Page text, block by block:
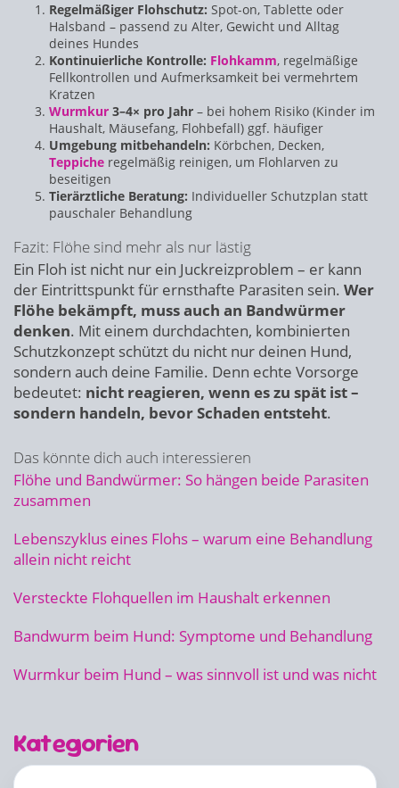
Regelmäßiger Flohschutz: Spot-on, Tablette oder
Halsband – passend zu Alter, Gewicht und Alltag
deines Hundes
Kontinuierliche Kontrolle: Flohkamm, regelmäßige
Fellkontrollen und Aufmerksamkeit bei vermehrtem
Kratzen
Wurmkur 3–4× pro Jahr – bei hohem Risiko (Kinder im
Haushalt, Mäusefang, Flohbefall) ggf. häufiger
Umgebung mitbehandeln: Körbchen, Decken,
Teppiche regelmäßig reinigen, um Flohlarven zu
beseitigen
Tierärztliche Beratung: Individueller Schutzplan statt
pauschaler Behandlung
Fazit: Flöhe sind mehr als nur lästig
Ein Floh ist nicht nur ein Juckreizproblem – er kann
der Eintrittspunkt für ernsthafte Parasiten sein. Wer
Flöhe bekämpft, muss auch an Bandwürmer
denken. Mit einem durchdachten, kombinierten
Schutzkonzept schützt du nicht nur deinen Hund,
sondern auch deine Familie. Denn echte Vorsorge
bedeutet: nicht reagieren, wenn es zu spät ist –
sondern handeln, bevor Schaden entsteht.
Das könnte dich auch interessieren
Flöhe und Bandwürmer: So hängen beide Parasiten
zusammen
Lebenszyklus eines Flohs – warum eine Behandlung
allein nicht reicht
Versteckte Flohquellen im Haushalt erkennen
Bandwurm beim Hund: Symptome und Behandlung
Wurmkur beim Hund – was sinnvoll ist und was nicht
Kategorien